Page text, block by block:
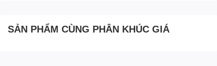
SẢN PHẨM CÙNG PHÂN KHÚC GIÁ